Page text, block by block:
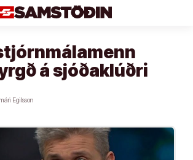
á sjóðaklúðri
Egilsson